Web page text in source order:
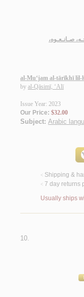
صـانـعـوه،
al-Mu‘jam al-tārīkhī lil-
by al-Qāsimī, ‘Alī
Issue Year: 2023
Our Price: $32.00
Subject: Arabic
< Shipping &
< 7 day returns
Usually ships
10.